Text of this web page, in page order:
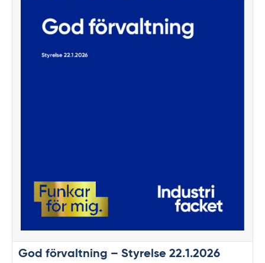
God förvaltning – Styrelse 22.1.2026